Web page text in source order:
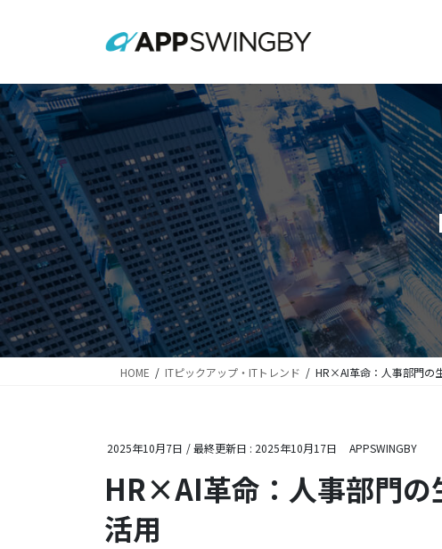
ツ
に
移
動
シ
ョ
ン
に
移
動
HOME ITピックアップ・ITトレンド HR×AI革命：人事部門の
2025年10月7日 / 最終更新日 : 2025年10月17日 APPSWINGBY
HR×AI革命：人事部門の
活用